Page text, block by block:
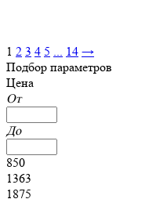
1 2 3 4 5 ... 14 →
Подбор параметров
Цена
От
До
850
1363
1875